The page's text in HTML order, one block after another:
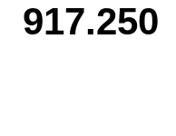
917.250